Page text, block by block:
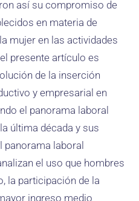
así su compromiso de
en materia de
mujer en las actividades
presente artículo es
de la inserción
y empresarial en
el panorama laboral
última década y sus
laboral
el uso que hombres
la participación de la
ingreso medio